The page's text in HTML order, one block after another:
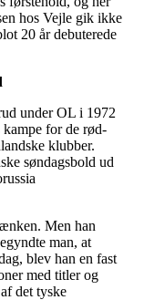
hos Vejle gik ikke
20 år debuterede
under OL i 1972
for de rød-
klubber.
søndagsbold ud
Men han
man, at
blev han en fast
med titler og
det tyske